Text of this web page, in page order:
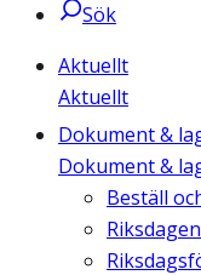
Sök
Aktuellt
Aktuellt
Dokument &
Dokument &
Beställ